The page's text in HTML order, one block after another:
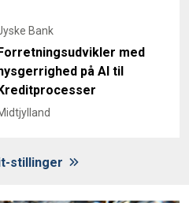
Bank
med
på AI til
stillinger